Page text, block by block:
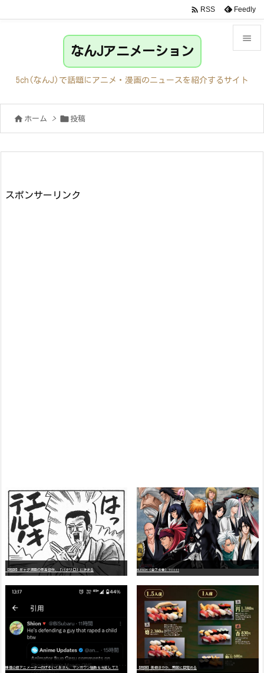

サイド
前へ

 RSS Feedly
なんJアニメーション
5ch(なんJ)で話題にアニメ・漫画のニュースを紹介するサイト
 ホーム >  投稿
スポンサーリンク
【朗報】ギャグ漫画の最高傑作、「パタリロ」に決まる BLEACH（全７４巻）?!!!!!
【朗報】美樹さやか、愛国に目覚める